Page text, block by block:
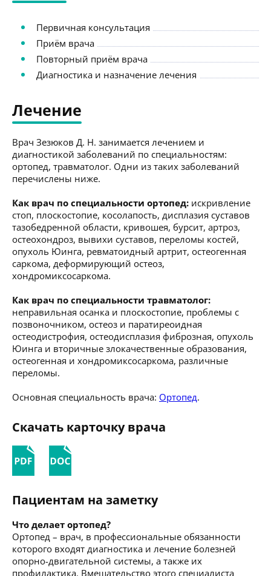
Первичная консультация
Приём врача
Повторный приём врача
Диагностика и назначение лечения
Лечение
Врач Зезюков Д. Н. занимается лечением и
диагностикой заболеваний по специальностям:
ортопед, травматолог. Одни из таких заболеваний
перечислены ниже.
Как врач по специальности ортопед: искривление
стоп, плоскостопие, косолапость, дисплазия суставов
тазобедренной области, кривошея, бурсит, артроз,
остеохондроз, вывихи суставов, переломы костей,
опухоль Юинга, ревматоидный артрит, остеогенная
саркома, деформирующий остеоз,
хондромиксосаркома.
Как врач по специальности травматолог:
неправильная осанка и плоскостопие, проблемы с
позвоночником, остеоз и паратиреоидная
остеодистрофия, остеодисплазия фиброзная, опухоль
Юинга и вторичные злокачественные образования,
остеогенная и хондромиксосаркома, различные
переломы.
Основная специальность врача: Ортопед.
Скачать карточку врача
Пациентам на заметку
Что делает ортопед?
Ортопед – врач, в профессиональные обязанности
которого входят диагностика и лечение болезней
опорно-двигательной системы, а также их
профилактика. Вмешательство этого специалиста